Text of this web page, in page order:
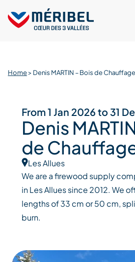
content
Home> Denis MARTIN – Bois de Chauffage
From 1 Jan 2026 to 31
Denis
de
Les Allues
We are a firewood supply
in Les Allues since 2012. We
lengths of 33 cm or 50 cm,
burn.